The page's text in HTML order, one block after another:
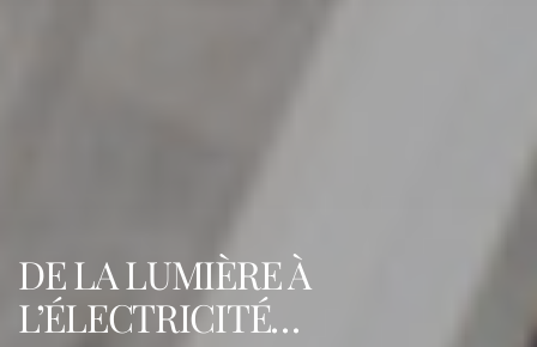
DE LA LUMIÈRE À
L’ÉLECTRICITÉ…